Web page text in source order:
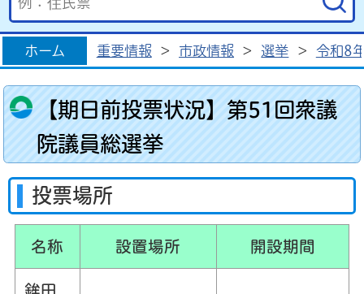
ホーム 重要情報 > 市政情報 > 選挙 > 令和8
【期日前投票状況】第51回衆議
院議員総選挙
投票場所
名称 設置場所 開設期間
鉾田